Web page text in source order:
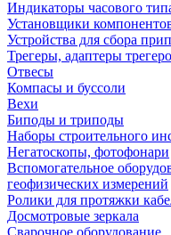
Индикаторы часового
Установщики
Устройства для сбора
Трегеры, адаптеры
Отвесы
Компасы и буссоли
Вехи
Биподы и триподы
Наборы строительного
Негатоскопы, фотофонари
Вспомогательное
геофизических измерений
Ролики для протяжки
Досмотровые зеркала